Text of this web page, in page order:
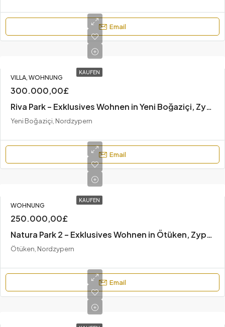
Email
KAUFEN
VILLA, WOHNUNG
300.000,00£
Riva Park – Exklusives Wohnen in Yeni Boğaziçi, Zypern
Yeni Boğaziçi, Nordzypern
Email
KAUFEN
WOHNUNG
250.000,00£
Natura Park 2 – Exklusives Wohnen in Ötüken, Zypern
Ötüken, Nordzypern
Email